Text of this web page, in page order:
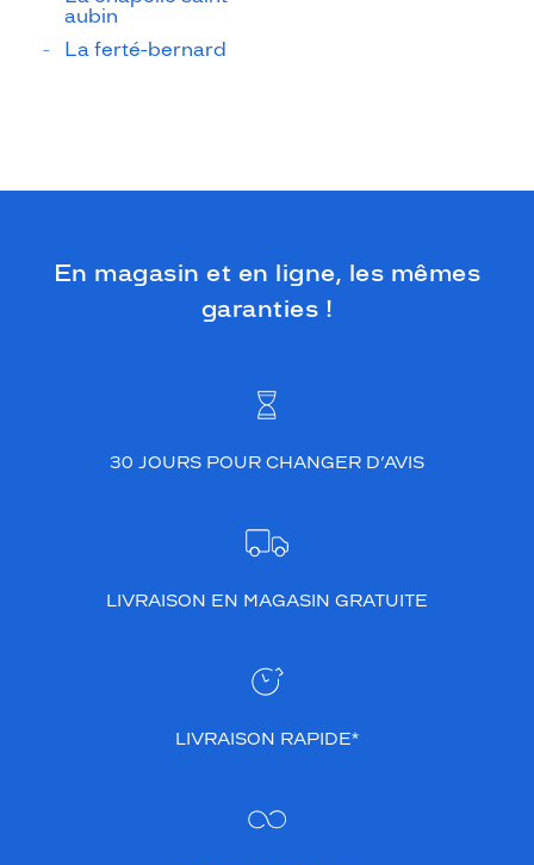
aubin
La ferté-bernard
En magasin et en ligne, les mêmes
garanties !
30 JOURS POUR CHANGER D’AVIS
LIVRAISON EN MAGASIN GRATUITE
LIVRAISON RAPIDE*